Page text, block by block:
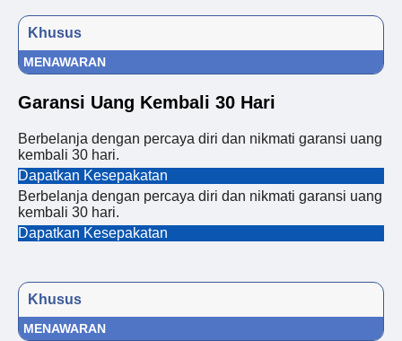
Khusus
MENAWARAN
Garansi Uang Kembali 30 Hari
Berbelanja dengan percaya diri dan nikmati garansi uang
kembali 30 hari.
Dapatkan Kesepakatan
Berbelanja dengan percaya diri dan nikmati garansi uang
kembali 30 hari.
Dapatkan Kesepakatan
Khusus
MENAWARAN